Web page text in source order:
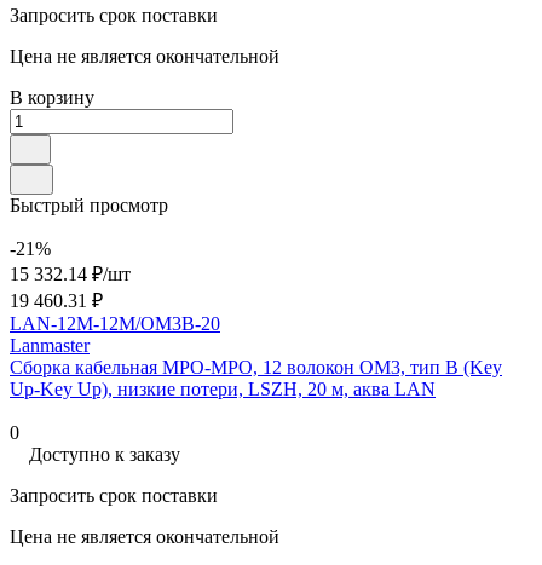
Запросить срок поставки
Цена не является окончательной
В корзину
Быстрый просмотр
-21%
15 332.14 ₽/шт
19 460.31 ₽
LAN-12M-12M/OM3B-20
Lanmaster
Сборка кабельная MPO-MPO, 12 волокон OM3, тип B (Key
Up-Key Up), низкие потери, LSZH, 20 м, аква LAN
0
Доступно к заказу
Запросить срок поставки
Цена не является окончательной